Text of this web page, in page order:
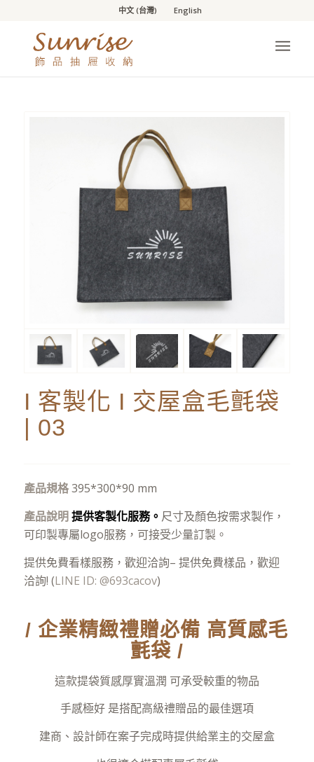
中文 (台灣) English
I 客製化 I 交屋盒毛氈袋
| 03
產品規格395*300*90 mm
產品說明 提供客製化服務。 尺寸及顏色按需求製作，
可印製專屬logo服務，可接受少量訂製。
提供免費看樣服務，歡迎洽詢– 提供免費樣品，歡迎
洽詢! (LINE ID: @693cacov)
/ 企業精緻禮贈必備 高質感毛
氈袋 /
這款提袋質感厚實溫潤 可承受較重的物品
手感極好 是搭配高級禮贈品的最佳選項
建商、設計師在案子完成時提供給業主的交屋盒